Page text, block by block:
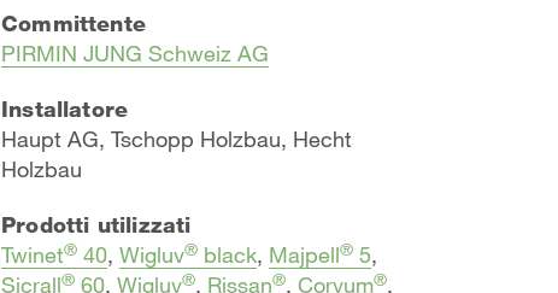
Committente
PIRMIN JUNG Schweiz AG
Installatore
Haupt AG, Tschopp Holzbau, Hecht
Holzbau
Prodotti utilizzati
Twinet® 40, Wigluv® black, Majpell® 5,
Sicrall® 60, Wigluv®, Rissan®, Corvum®,